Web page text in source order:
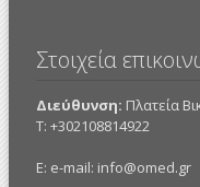
Στοιχεία
Διεύθυνση: Πλατεία
Τ: +302108814922
E: e-mail: info@omed.gr